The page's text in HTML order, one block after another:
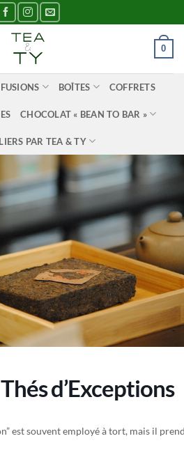
0
BOÎTES COFFRETS
CHOCOLAT « BEAN TO BAR »
PAR TEA & TY
d’Exceptions
est souvent employé à tort, mais il